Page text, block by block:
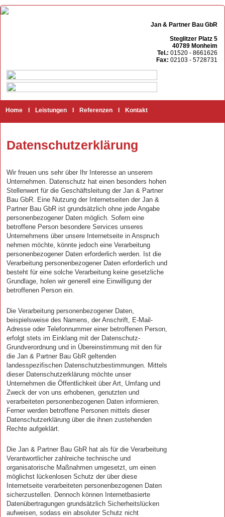
Jan & Partner Bau GbR
Steglitzer Platz 5
40789 Monheim
Tel.: 01520 - 8661626
Fax: 02103 - 5728731
Home Leistungen Referenzen Kontakt
Datenschutzerklärung
Wir freuen uns sehr über Ihr Interesse an unserem
Unternehmen. Datenschutz hat einen besonders hohen
Stellenwert für die Geschäftsleitung der Jan & Partner
Bau GbR. Eine Nutzung der Internetseiten der Jan &
Partner Bau GbR ist grundsätzlich ohne jede Angabe
personenbezogener Daten möglich. Sofern eine
betroffene Person besondere Services unseres
Unternehmens über unsere Internetseite in Anspruch
nehmen möchte, könnte jedoch eine Verarbeitung
personenbezogener Daten erforderlich werden. Ist die
Verarbeitung personenbezogener Daten erforderlich und
besteht für eine solche Verarbeitung keine gesetzliche
Grundlage, holen wir generell eine Einwilligung der
betroffenen Person ein.
Die Verarbeitung personenbezogener Daten,
beispielsweise des Namens, der Anschrift, E-Mail-
Adresse oder Telefonnummer einer betroffenen Person,
erfolgt stets im Einklang mit der Datenschutz-
Grundverordnung und in Übereinstimmung mit den für
die Jan & Partner Bau GbR geltenden
landesspezifischen Datenschutzbestimmungen. Mittels
dieser Datenschutzerklärung möchte unser
Unternehmen die Öffentlichkeit über Art, Umfang und
Zweck der von uns erhobenen, genutzten und
verarbeiteten personenbezogenen Daten informieren.
Ferner werden betroffene Personen mittels dieser
Datenschutzerklärung über die ihnen zustehenden
Rechte aufgeklärt.
Die Jan & Partner Bau GbR hat als für die Verarbeitung
Verantwortlicher zahlreiche technische und
organisatorische Maßnahmen umgesetzt, um einen
möglichst lückenlosen Schutz der über diese
Internetseite verarbeiteten personenbezogenen Daten
sicherzustellen. Dennoch können Internetbasierte
Datenübertragungen grundsätzlich Sicherheitslücken
aufweisen, sodass ein absoluter Schutz nicht